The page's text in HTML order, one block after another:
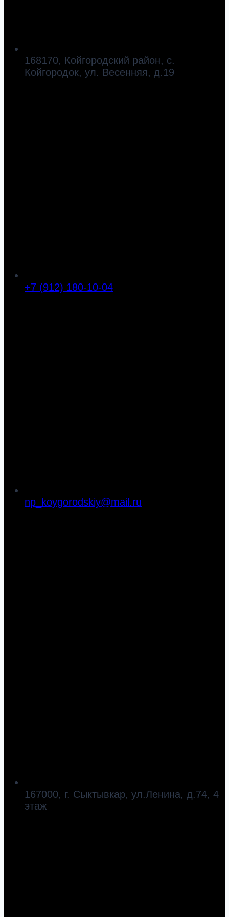
168170, Койгородский район, с.
Койгородок, ул. Весенняя, д.19
+7 (912) 180-10-04
np_koygorodskiy@mail.ru
167000, г. Сыктывкар, ул.Ленина, д.74, 4
этаж